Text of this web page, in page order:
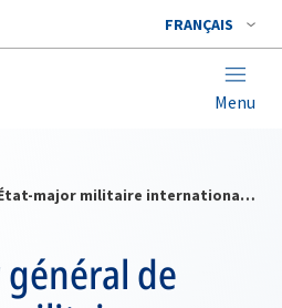
FRANÇAIS
Menu
Le directeur général de l’État-major militaire international de l’OTAN et son homologue de l’État-major de l’Union européenne font le point sur la coopération actuelle
de